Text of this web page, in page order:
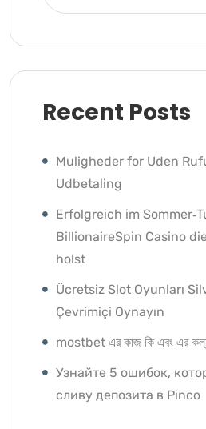
Recent Posts
Muligheder for Uden
Udbetaling
Erfolgreich im
BillionaireSpin Casino
holst
Ücretsiz Slot Oyunları
Çevrimiçi Oynayın ️
mostbet এর কাজ কি এবং এর
Узнайте 5 ошибок,
сливу депозита в Pinco